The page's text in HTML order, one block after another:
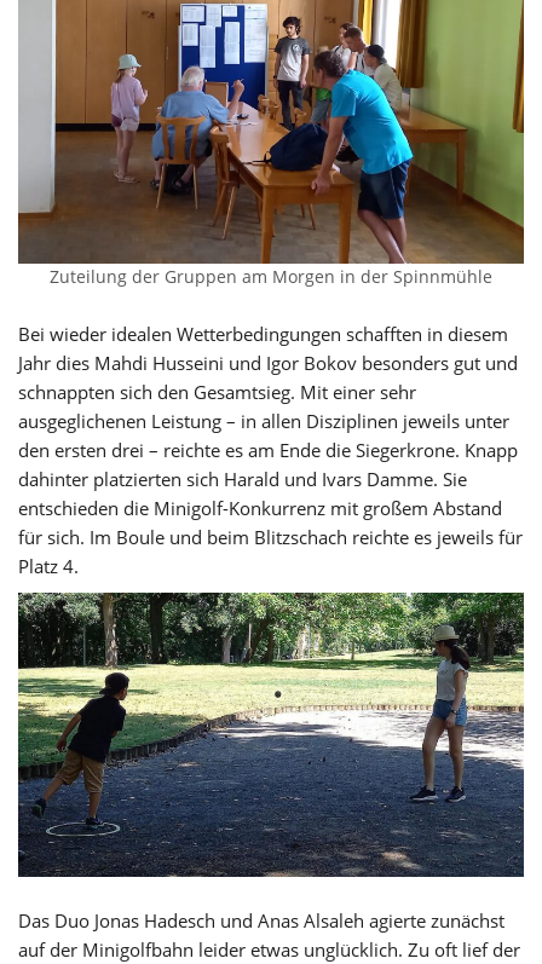
Zuteilung der Gruppen am Morgen in der Spinnmühle
Bei wieder idealen Wetterbedingungen schafften in diesem
Jahr dies Mahdi Husseini und Igor Bokov besonders gut und
schnappten sich den Gesamtsieg. Mit einer sehr
ausgeglichenen Leistung – in allen Disziplinen jeweils unter
den ersten drei – reichte es am Ende die Siegerkrone. Knapp
dahinter platzierten sich Harald und Ivars Damme. Sie
entschieden die Minigolf-Konkurrenz mit großem Abstand
für sich. Im Boule und beim Blitzschach reichte es jeweils für
Platz 4.
Das Duo Jonas Hadesch und Anas Alsaleh agierte zunächst
auf der Minigolfbahn leider etwas unglücklich. Zu oft lief der